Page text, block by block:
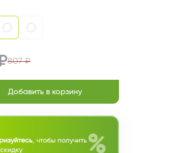
807 ₽
Добавить в корзину
, чтобы получить %